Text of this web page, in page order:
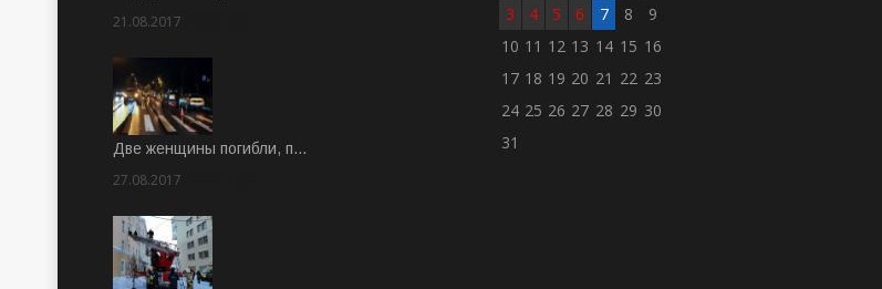
21.08.2017
Две женщины погибли, п…
27.08.2017
3
4 5 6 7 8
9
10 11 12 13 14 15 16
17 18 19 20 21 22 23
24 25 26 27 28 29 30
31